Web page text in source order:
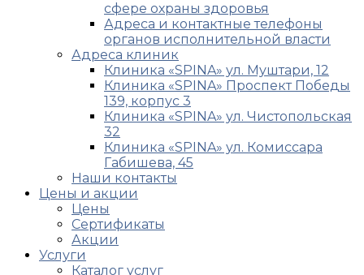
сфере охраны здоровья
Адреса и контактные телефоны
органов исполнительной власти
Адреса клиник
Клиника «SPINA» ул. Муштари, 12
Клиника «SPINA» Проспект Победы
139, корпус 3
Клиника «SPINA» ул. Чистопольская
32
Клиника «SPINA» ул. Комиссара
Габишева, 45
Наши контакты
Цены и акции
Цены
Сертификаты
Акции
Услуги
Каталог услуг